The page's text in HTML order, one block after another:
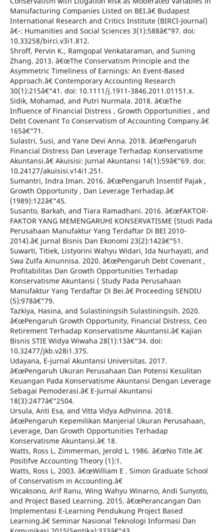
Manufacturing Companies Listed on BEI.â€ Budapest
International Research and Critics Institute (BIRCI-Journal)
â€¯: Humanities and Social Sciences 3(1):588â€“97. doi:
10.33258/birci.v3i1.812.
Shroff, Pervin K., Ramgopal Venkataraman, and Suning
Zhang. 2013. â€œThe Conservatism Principle and the
Asymmetric Timeliness of Earnings: An Event-Based
Approach.â€ Contemporary Accounting Research
30(1):215â€“41. doi: 10.1111/j.1911-3846.2011.01151.x.
Sidik, Mohamad, and Putri Nurmala. 2018. â€œThe
Influence of Financial Distress , Growth Opportunities , and
Debt Covenant To Conservatism of Accounting Company.â€
165â€“71.
Sulastri, Susi, and Yane Devi Anna. 2018. â€œPengaruh
Financial Distress Dan Leverage Terhadap Konservatisme
Akuntansi.â€ Akuisisi: Jurnal Akuntansi 14(1):59â€“69. doi:
10.24127/akuisisi.v14i1.251.
Sumantri, Indra Iman. 2016. â€œPengaruh Insentif Pajak ,
Growth Opportunity , Dan Leverage Terhadap.â€
(1989):122â€“45.
Susanto, Barkah, and Tiara Ramadhani. 2016. â€œFAKTOR-
FAKTOR YANG MEMENGARUHI KONSERVATISME (Studi Pada
Perusahaan Manufaktur Yang Terdaftar Di BEI 2010-
2014).â€ Jurnal Bisnis Dan Ekonomi 23(2):142â€“51.
Suwarti, Titiek, Listyorini Wahyu Widari, Ida Nurhayati, and
Swa Zulfa Ainunnisa. 2020. â€œPengaruh Debt Covenant ,
Profitabilitas Dan Growth Opportunities Terhadap
Konservatisme Akuntansi ( Study Pada Perusahaan
Manufaktur Yang Terdaftar Di Bei.â€ Proceeding SENDIU
(5):978â€“79.
Tazkiya, Hasina, and Sulastiningsih Sulastiningsih. 2020.
â€œPengaruh Growth Opportunity, Financial Distress, Ceo
Retirement Terhadap Konservatisme Akuntansi.â€ Kajian
Bisnis STIE Widya Wiwaha 28(1):13â€“34. doi:
10.32477/jkb.v28i1.375.
Udayana, E-jurnal Akuntansi Universitas. 2017.
â€œPengaruh Ukuran Perusahaan Dan Potensi Kesulitan
Keuangan Pada Konservatisme Akuntansi Dengan Leverage
Sebagai Pemoderasi.â€ E-Jurnal Akuntansi
18(3):2477â€“2504.
Ursula, Anti Esa, and Vitta Vidya Adhvinna. 2018.
â€œPengaruh Kepemilikan Manjerial Ukuran Perusahaan,
Leverage, Dan Growth Opportunities Terhadap
Konservatisme Akuntansi.â€ 18.
Watts, Ross L. Zimmerman, Jerold L. 1986. â€œNo Title.â€
Positifve Accounting Theory (1):1.
Watts, Ross L. 2003. â€œWilliam E . Simon Graduate School
of Conservatism in Accounting.â€
Wicaksono, Arif Ranu, Wing Wahyu Winarno, Andi Sunyoto,
and Project Based Learning. 2015. â€œPerancangan Dan
Implementasi E-Learning Pendukung Project Based
Learning.â€ Seminar Nasional Teknologi Informasi Dan